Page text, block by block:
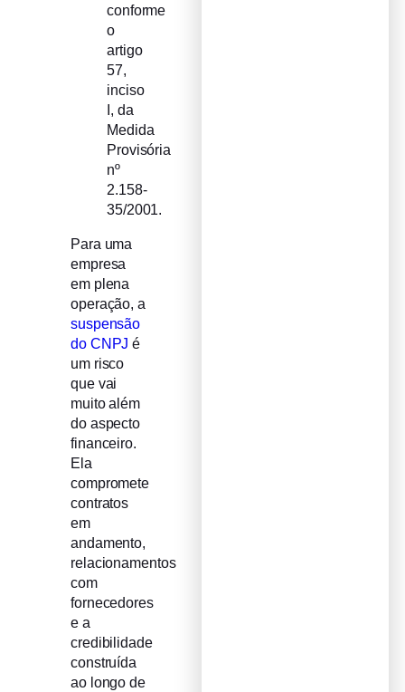
conforme
o
artigo
57,
inciso
I, da
Medida
Provisória
nº
2.158-
35/2001.
Para uma
empresa
em plena
operação, a
suspensão
do CNPJ é
um risco
que vai
muito além
do aspecto
financeiro.
Ela
compromete
contratos
em
andamento,
relacionamentos
com
fornecedores
e a
credibilidade
construída
ao longo de